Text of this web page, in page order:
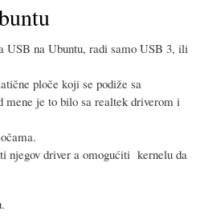
USB na Ubuntu, radi samo USB 3, ili
ploče koji se podiže sa
mene je to bilo sa realtek driverom i
njegov driver a omogućiti kernelu da